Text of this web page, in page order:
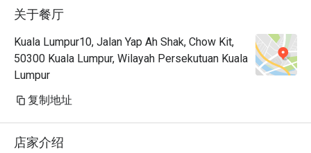
关于餐厅
Kuala Lumpur10, Jalan Yap Ah Shak, Chow Kit,
50300 Kuala Lumpur, Wilayah Persekutuan Kuala
Lumpur
复制地址
店家介绍